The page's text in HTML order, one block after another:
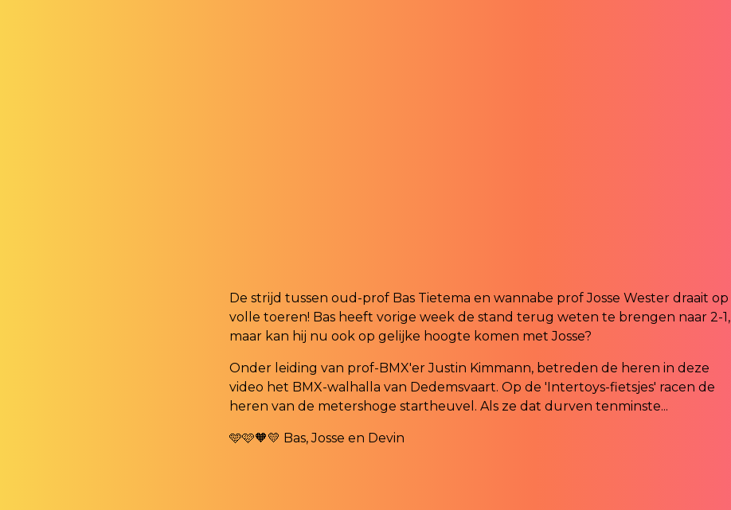
De strijd tussen oud-prof Bas Tietema en wannabe prof Josse Wester draait op
volle toeren! Bas heeft vorige week de stand terug weten te brengen naar 2-1,
maar kan hij nu ook op gelijke hoogte komen met Josse?
Onder leiding van prof-BMX'er Justin Kimmann, betreden de heren in deze
video het BMX-walhalla van Dedemsvaart. Op de 'Intertoys-fietsjes' racen de
heren van de metershoge startheuvel. Als ze dat durven tenminste...
🩵🩷🧡💛 Bas, Josse en Devin